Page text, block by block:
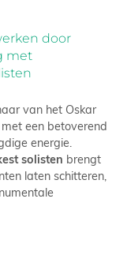
door
met
van het Oskar
een betoverend
energie.
solisten brengt
laten schitteren,